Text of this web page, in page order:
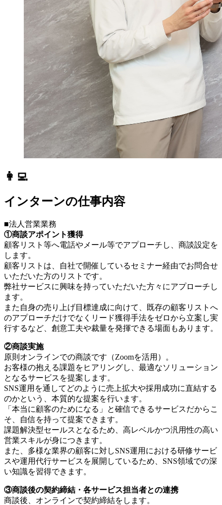
👩‍💻
インターンの仕事内容
■法人営業業務
①商談アポイント獲得
顧客リスト等へ電話やメール等でアプローチし、商談設定を
します。
顧客リストは、自社で開催しているセミナー経由でお問合せ
いただいた方のリストです。
弊社サービスに興味を持っていただいた方々にアプローチし
ます。
また自身の売り上げ目標達成に向けて、既存の顧客リストへ
のアプローチだけでなくリード獲得手法をゼロから立案し実
行するなど、創意工夫や裁量を発揮できる場面もあります。
②商談実施
原則オンラインでの商談です（Zoomを活用）。
お客様の抱える課題をヒアリングし、最適なソリューション
となるサービスを提案します。
SNS運用を通してどのように売上拡大や採用成功に直結する
のかという、本質的な提案を行います。
「本当に顧客のためになる」と確信できるサービスだからこ
そ、自信を持って提案できます。
課題解決型セールスとなるため、高レベルかつ汎用性の高い
営業スキルが身につきます。
また、多様な業界の顧客に対しSNS運用における研修サービ
スや運用代行サービスを展開しているため、SNS領域での深
い知識を習得できます。
③商談後の契約締結・各サービス担当者との連携
商談後、オンラインで契約締結をします。